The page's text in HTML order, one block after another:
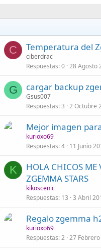
C Temperatura del
ciberdrac
Respuestas 0 28 Agosto
G cargar backup
Gsus007
Respuestas 3 2 Octubre
Mejor imagen
kurioxo69
Respuestas 4 11 Junio
K
HOLA CHICOS ME
ZGEMMA STARS
kikoscenic
Respuestas 13 3 Abril
Regalo zgemma
kurioxo69
Respuestas 2 27